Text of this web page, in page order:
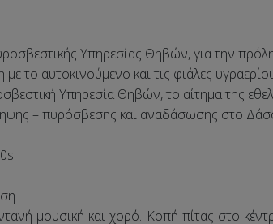
Υπηρεσίας Θηβών, για την
αυτοκινούμενο και τις φιάλες
Υπηρεσία Θηβών, το αίτημα της
– πυρόσβεσης και αναδάσωσης στο
s.
μουσική και χορό. Κοπή πίτας